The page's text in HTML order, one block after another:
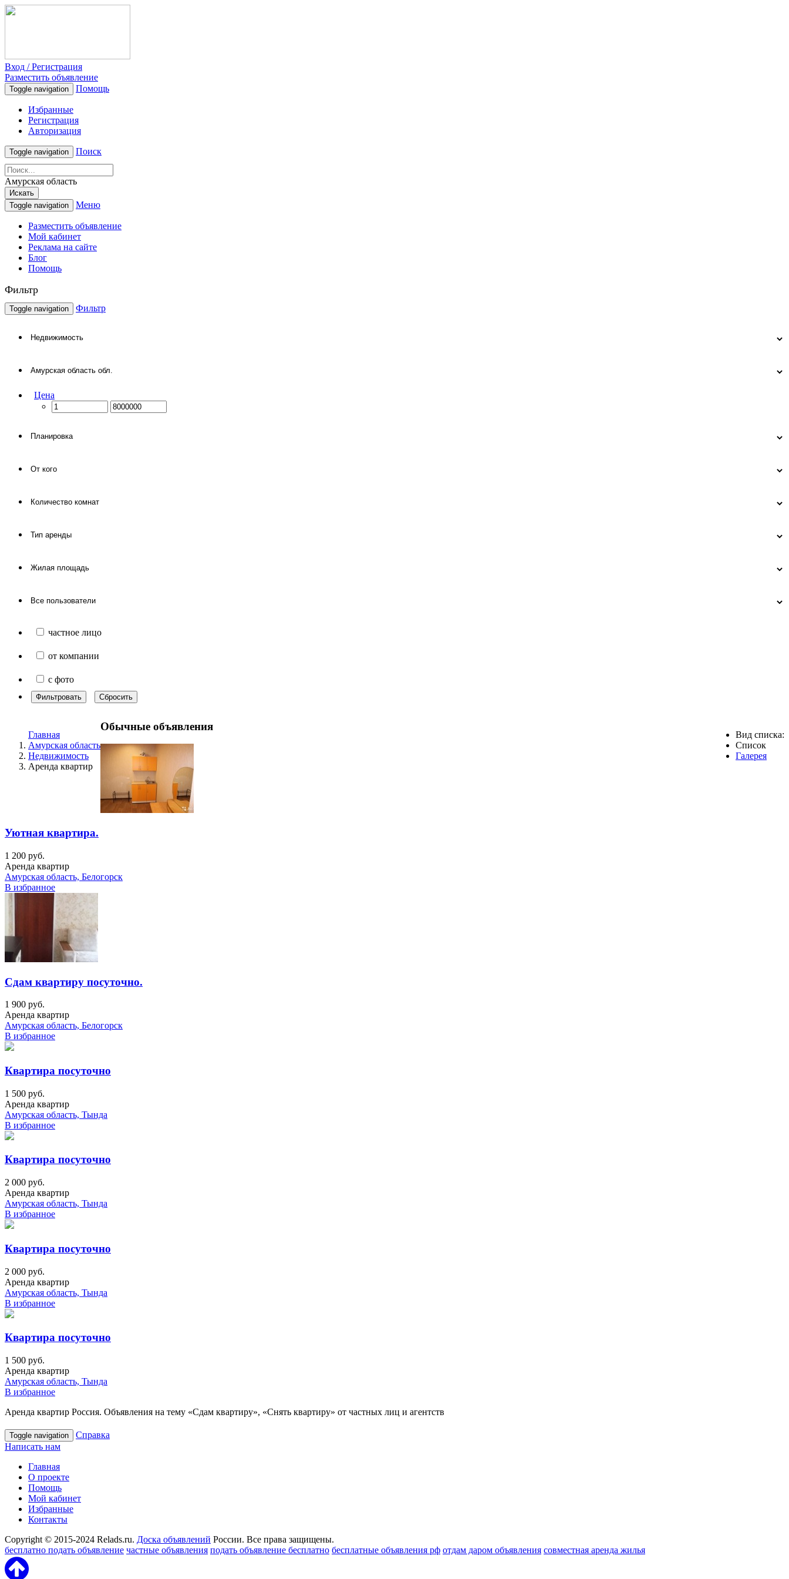
Вход / Регистрация
Разместить объявление
Toggle navigation Помощь
Избранные
Регистрация
Авторизация
Toggle navigation Поиск
Амурская область
Искать
Toggle navigation
Меню
Разместить объявление
Мой кабинет
Реклама на сайте
Блог
Помощь
Фильтр
Toggle navigation Фильтр
Цена
частное лицо
от компании
с фото
Фильтровать Сбросить
Главная
Амурская область
Недвижимость
Аренда квартир
Вид списка:
Список
Галерея
Обычные объявления
Уютная квартира.
1 200 руб.
Аренда квартир
Амурская область, Белогорск
В избранное
Сдам квартиру посуточно.
1 900 руб.
Аренда квартир
Амурская область, Белогорск
В избранное
Квартира посуточно
1 500 руб.
Аренда квартир
Амурская область, Тында
В избранное
Квартира посуточно
2 000 руб.
Аренда квартир
Амурская область, Тында
В избранное
Квартира посуточно
2 000 руб.
Аренда квартир
Амурская область, Тында
В избранное
Квартира посуточно
1 500 руб.
Аренда квартир
Амурская область, Тында
В избранное
Аренда квартир Россия. Объявления на тему «Сдам квартиру», «Снять квартиру» от частных лиц и агентств
Toggle navigation
Справка
Написать нам
Главная
О проекте
Помощь
Мой кабинет
Избранные
Контакты
Copyright © 2015-2024 Relads.ru. Доска объявлений России. Все права защищены.
бесплатно подать объявление частные объявления подать объявление бесплатно бесплатные объявления рф отдам даром объявления совместная аренда жилья